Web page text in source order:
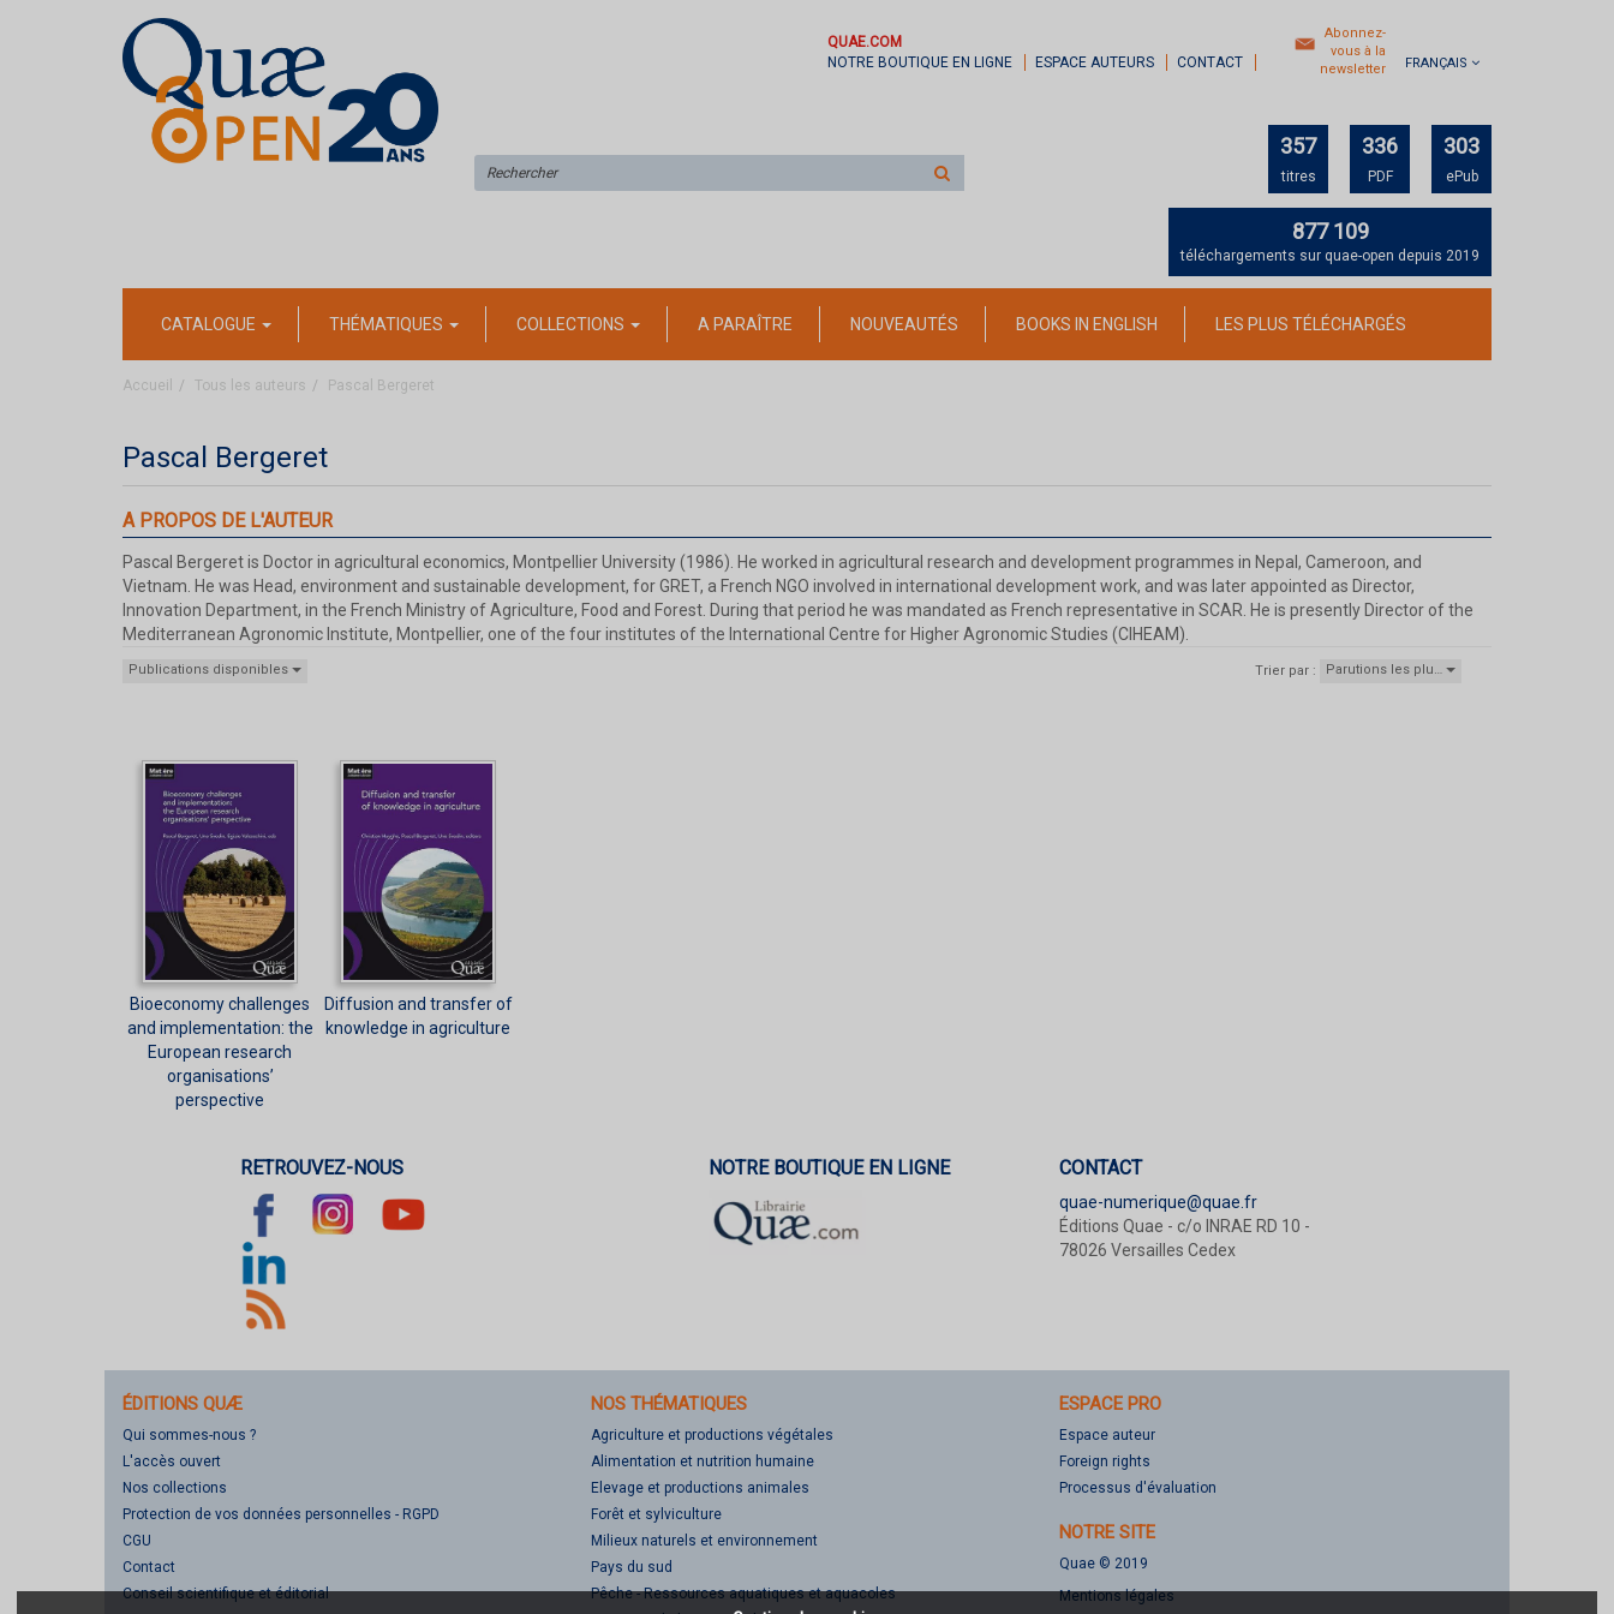
QUAE.COM
NOTRE BOUTIQUE EN LIGNE
ESPACE AUTEURS CONTACT
Abonnez-
vous à la
newsletter
FRANÇAIS
sur
357
titres
336
PDF
303
ePub
877 109
téléchargements sur quae-open depuis 2019
CATALOGUE THÉMATIQUES COLLECTIONS A PARAÎTRE NOUVEAUTÉS BOOKS IN ENGLISH LES PLUS TÉLÉCHARGÉS
Accueil Tous les auteurs Pascal Bergeret
Pascal Bergeret
A PROPOS DE L'AUTEUR
Pascal Bergeret is Doctor in agricultural economics, Montpellier University (1986). He worked in agricultural research and development programmes in Nepal, Cameroon, and
Vietnam. He was Head, environment and sustainable development, for GRET, a French NGO involved in international development work, and was later appointed as Director,
Innovation Department, in the French Ministry of Agriculture, Food and Forest. During that period he was mandated as French representative in SCAR. He is presently Director of the
Mediterranean Agronomic Institute, Montpellier, one of the four institutes of the International Centre for Higher Agronomic Studies (CIHEAM).
Publications disponibles Trier par : Parutions les plu…
Bioeconomy challenges
and implementation: the
European research
organisations’
perspective
Diffusion and transfer of
knowledge in agriculture
RETROUVEZ-NOUS NOTRE BOUTIQUE EN LIGNE CONTACT
quae-numerique@quae.fr
Éditions Quae - c/o INRAE RD 10 -
78026 Versailles Cedex
ÉDITIONS QUÆ
Qui sommes-nous ?
L'accès ouvert
Nos collections
Protection de vos données personnelles - RGPD
CGU
Contact
Conseil scientifique et éditorial
NOS THÉMATIQUES
Agriculture et productions végétales
Alimentation et nutrition humaine
Elevage et productions animales
Forêt et sylviculture
Milieux naturels et environnement
Pays du sud
Pêche - Ressources aquatiques et aquacoles
ESPACE PRO
Espace auteur
Foreign rights
Processus d'évaluation
NOTRE SITE
Quae © 2019
Mentions légales